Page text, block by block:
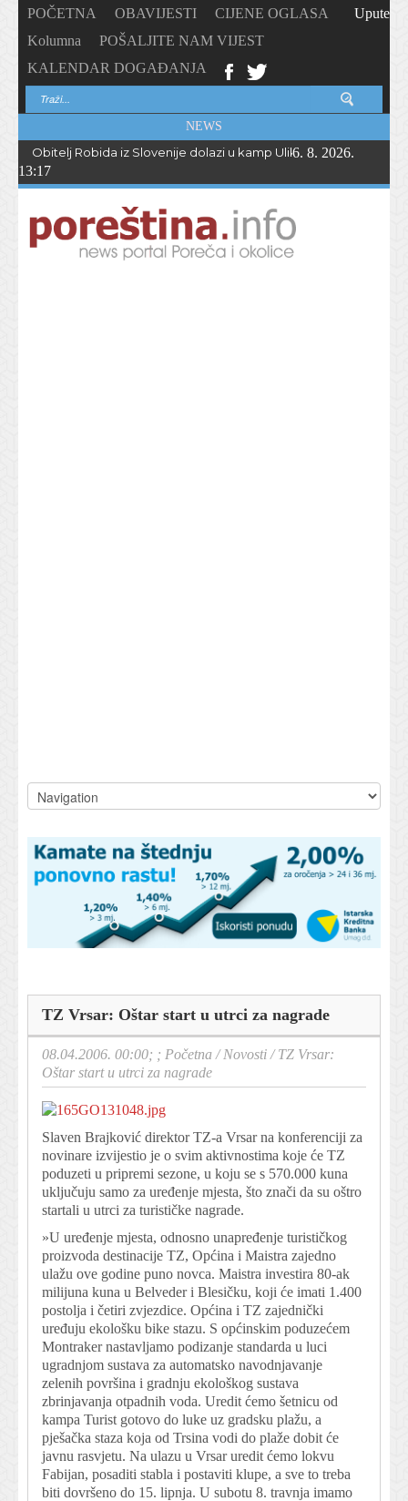
POČETNA OBAVIJESTI
CIJENE OGLASA
Kolumna
POŠALJITE NAM VIJEST
KALENDAR DOGAĐANJA
Upute
NEWS
Obitelj Robida iz Slovenije dolazi u kamp Ulika već 50 godina !
6. 8. 2026.
13:17
TZ Vrsar: Oštar start u utrci za nagrade
08.04.2006. 00:00; ; Početna /Novosti /TZ Vrsar:
Oštar start u utrci za nagrade
Slaven Brajković direktor TZ-a Vrsar na konferenciji za
novinare izvijestio je o svim aktivnostima koje će TZ
poduzeti u pripremi sezone, u koju se s 570.000 kuna
uključuju samo za uređenje mjesta, što znači da su oštro
startali u utrci za turističke nagrade.
»U uređenje mjesta, odnosno unapređenje turističkog
proizvoda destinacije TZ, Općina i Maistra zajedno
ulažu ove godine puno novca. Maistra investira 80-ak
milijuna kuna u Belveder i Blesičku, koji će imati 1.400
postolja i četiri zvjezdice. Općina i TZ zajednički
uređuju ekološku bike stazu. S općinskim poduzećem
Montraker nastavljamo podizanje standarda u luci
ugradnjom sustava za automatsko navodnjavanje
zelenih površina i gradnju ekološkog sustava
zbrinjavanja otpadnih voda. Uredit ćemo šetnicu od
kampa Turist gotovo do luke uz gradsku plažu, a
pješačka staza koja od Trsina vodi do plaže dobit će
javnu rasvjetu. Na ulazu u Vrsar uredit ćemo lokvu
Fabijan, posaditi stabla i postaviti klupe, a sve to treba
biti dovršeno do 15. lipnja. U subotu 8. travnja imamo